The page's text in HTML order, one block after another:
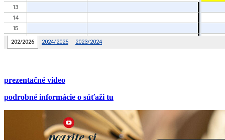
prezentačné video
podrobné informácie o súťaži tu